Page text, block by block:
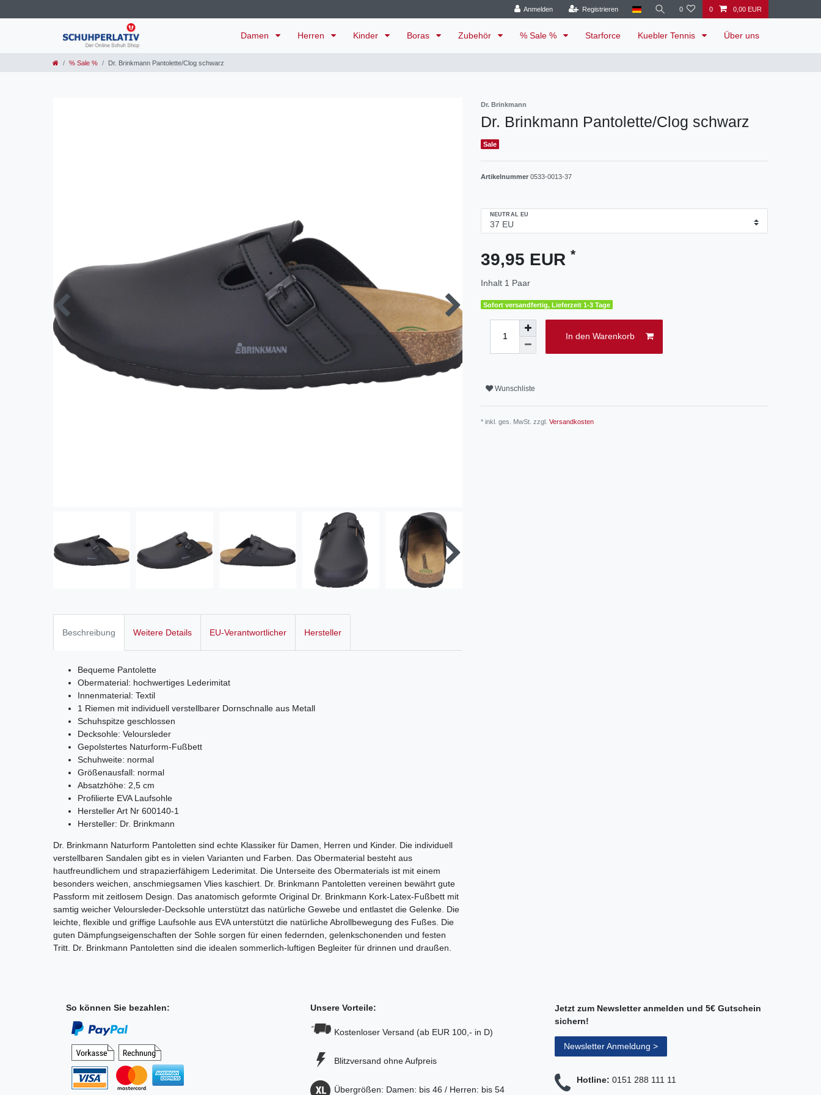
Anmelden Registrieren 0 0 0,00 EUR
Damen Herren Kinder Boras Zubehör % Sale % Starforce Kuebler Tennis Über uns
% Sale % Dr. Brinkmann Pantolette/Clog schwarz
Dr. Brinkmann
Dr. Brinkmann Pantolette/Clog schwarz
Sale
Artikelnummer 0533-0013-37
NEUTRAL EU
39,95 EUR *
Inhalt 1 Paar
Sofort versandfertig, Lieferzeit 1-3 Tage
In den Warenkorb
Wunschliste
* inkl. ges. MwSt. zzgl. Versandkosten
Beschreibung Weitere Details EU-Verantwortlicher Hersteller
Bequeme Pantolette
Obermaterial: hochwertiges Lederimitat
Innenmaterial: Textil
1 Riemen mit individuell verstellbarer Dornschnalle aus Metall
Schuhspitze geschlossen
Decksohle: Veloursleder
Gepolstertes Naturform-Fußbett
Schuhweite: normal
Größenausfall: normal
Absatzhöhe: 2,5 cm
Profilierte EVA Laufsohle
Hersteller Art Nr 600140-1
Hersteller: Dr. Brinkmann
Dr. Brinkmann Naturform Pantoletten sind echte Klassiker für Damen, Herren und Kinder. Die individuell
verstellbaren Sandalen gibt es in vielen Varianten und Farben. Das Obermaterial besteht aus
hautfreundlichem und strapazierfähigem Lederimitat. Die Unterseite des Obermaterials ist mit einem
besonders weichen, anschmiegsamen Vlies kaschiert. Dr. Brinkmann Pantoletten vereinen bewährt gute
Passform mit zeitlosem Design. Das anatomisch geformte Original Dr. Brinkmann Kork-Latex-Fußbett mit
samtig weicher Veloursleder-Decksohle unterstützt das natürliche Gewebe und entlastet die Gelenke. Die
leichte, flexible und griffige Laufsohle aus EVA unterstützt die natürliche Abrollbewegung des Fußes. Die
guten Dämpfungseigenschaften der Sohle sorgen für einen federnden, gelenkschonenden und festen
Tritt. Dr. Brinkmann Pantoletten sind die idealen sommerlich-luftigen Begleiter für drinnen und draußen.
So können Sie bezahlen: Unsere Vorteile:
Kostenloser Versand (ab EUR 100,- in D)
Blitzversand ohne Aufpreis
Übergrößen: Damen: bis 46 / Herren: bis 54
Jetzt zum Newsletter anmelden und 5€ Gutschein
sichern!
Newsletter Anmeldung >
Hotline: 0151 288 111 11